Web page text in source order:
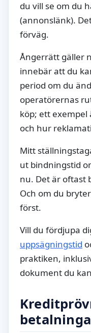
du vill se om du
(annonslänk).
förväg.
Ångerrätt gäller
innebär att du
period om du
operatörernas
köp; ett exempel
och hur
Mitt
ut bindningstid
nu. Det är oftast
Och om du
först.
Vill du fördjupa
uppsägningstid
praktiken,
dokument du